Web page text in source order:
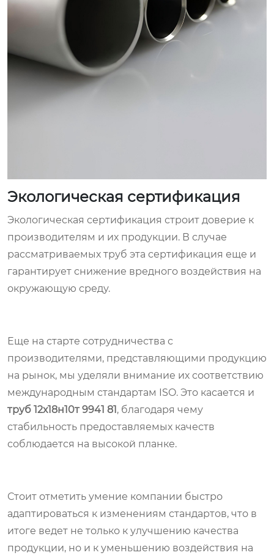
Экологическая сертификация
Экологическая сертификация строит доверие к
производителям и их продукции. В случае
рассматриваемых труб эта сертификация еще и
гарантирует снижение вредного воздействия на
окружающую среду.
Еще на старте сотрудничества с
производителями, представляющими продукцию
на рынок, мы уделяли внимание их соответствию
международным стандартам ISO. Это касается и
труб 12х18н10т 9941 81, благодаря чему
стабильность предоставляемых качеств
соблюдается на высокой планке.
Стоит отметить умение компании быстро
адаптироваться к изменениям стандартов, что в
итоге ведет не только к улучшению качества
продукции, но и к уменьшению воздействия на